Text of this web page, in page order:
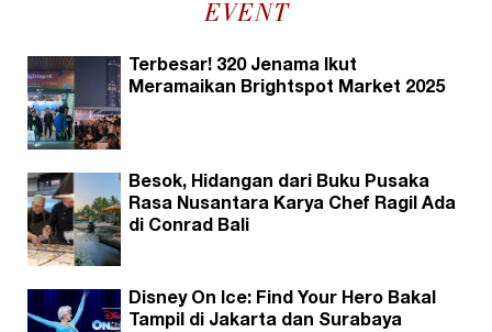
EVENT
Terbesar! 320 Jenama Ikut
Meramaikan Brightspot Market 2025
Besok, Hidangan dari Buku Pusaka
Rasa Nusantara Karya Chef Ragil Ada
di Conrad Bali
Disney On Ice: Find Your Hero Bakal
Tampil di Jakarta dan Surabaya